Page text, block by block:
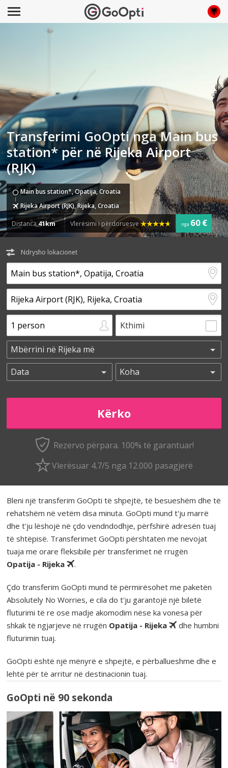
Transferimi GoOpti nga Main bus
station* për në Rijeka Airport
(RJK)
Main bus station*, Opatija, Croatia
Rijeka Airport (RJK), Rijeka, Croatia
Distanca41km Vlerësimi i përdoruesve nga 60 €
Ndrysho lokacionet
Kthimi
Rezervo përpara. 100% të garantuar!
Vlerësuar 4.7/5 nga 12.000 pasagjerë
Bleni një transferim GoOpti të shpejtë, të besueshëm dhe të
rehatshëm në vetëm disa minuta. GoOpti mund t'ju marrë
dhe t'ju lëshojë në çdo vendndodhje, përfshirë adresën tuaj
të shtëpisë. Transferimet GoOpti përshtaten me nevojat
tuaja me orare fleksibile për transferimet në rrugën
Opatija - Rijeka
.
Çdo transferim GoOpti mund të përmirësohet me paketën
Absolutely No Worries, e cila do t'ju garantojë një biletë
fluturimi të re ose madje akomodim nëse ka vonesa për
shkak të ngjarjeve në rrugën Opatija - Rijeka
dhe humbni
fluturimin tuaj.
GoOpti është një mënyrë e shpejtë, e përballueshme dhe e
lehtë për të arritur në destinacionin tuaj.
GoOpti në 90 sekonda